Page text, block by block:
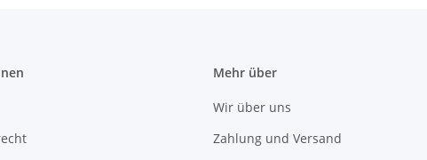
Mehr über
Wir über uns
Zahlung und Versand